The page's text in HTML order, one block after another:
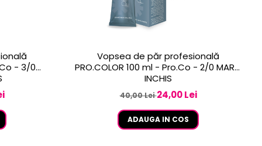
- 3/0
Vopsea de păr profesională
PRO.COLOR 100 ml - Pro.Co - 2/0 MARO
INCHIS
40,00 Lei24,00 Lei
ADAUGA IN COS